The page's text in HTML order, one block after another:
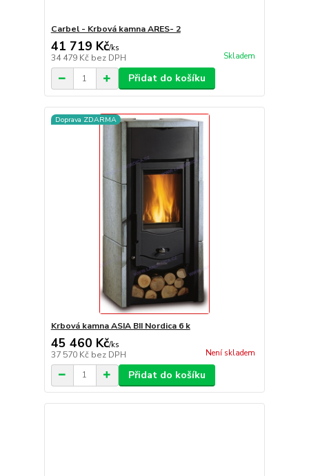
Carbel - Krbová kamna ARES- 2
41 719 Kč/ks
34 479 Kč bez DPH Skladem
Přidat do košíku
Doprava ZDARMA
Krbová kamna ASIA BII Nordica 6 k
45 460 Kč/ks
37 570 Kč bez DPH Není skladem
Přidat do košíku